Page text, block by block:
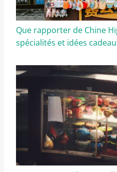
Que rapporter de Chine
spécialités et idées